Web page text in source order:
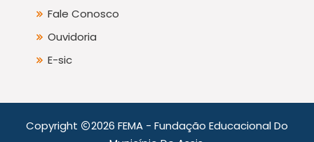
Fale Conosco
Ouvidoria
E-sic
Copyright
2026 FEMA - Fundação Educacional Do